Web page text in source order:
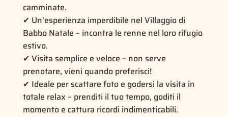
camminate.
✔ Un'esperienza imperdibile nel Villaggio di
Babbo Natale – incontra le renne nel loro rifugio
estivo.
✔ Visita semplice e veloce – non serve
prenotare, vieni quando preferisci!
✔ Ideale per scattare foto e godersi la visita in
totale relax – prenditi il tuo tempo, goditi il
momento e cattura ricordi indimenticabili.